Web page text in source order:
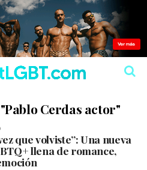
Cerdas actor"
que volviste”: Una nueva
llena de romance,